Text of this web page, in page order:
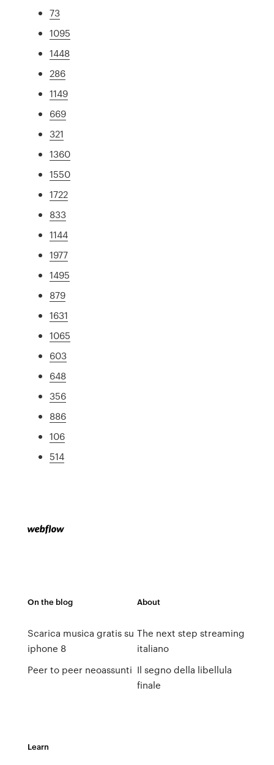
73
1095
1448
286
1149
669
321
1360
1550
1722
833
1144
1977
1495
879
1631
1065
603
648
356
886
106
514
On the blog
Scarica musica gratis su
iphone 8
Peer to peer neoassunti
About
The next step streaming
italiano
Il segno della libellula
finale
Learn